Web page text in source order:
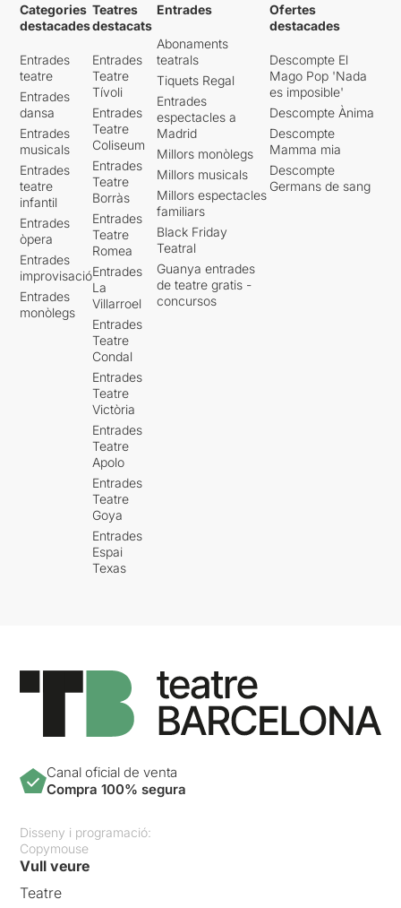
Categories
destacades
Entrades
teatre
Entrades
dansa
Entrades
musicals
Entrades
teatre
infantil
Entrades
òpera
Entrades
improvisació
Entrades
monòlegs
Teatres
destacats
Entrades
Teatre
Tívoli
Entrades
Teatre
Coliseum
Entrades
Teatre
Borràs
Entrades
Teatre
Romea
Entrades
La
Villarroel
Entrades
Teatre
Condal
Entrades
Teatre
Victòria
Entrades
Teatre
Apolo
Entrades
Teatre
Goya
Entrades
Espai
Texas
Entrades
Abonaments
teatrals
Tiquets Regal
Entrades
espectacles a
Madrid
Millors monòlegs
Millors musicals
Millors espectacles
familiars
Black Friday
Teatral
Guanya entrades
de teatre gratis -
concursos
Ofertes
destacades
Descompte El
Mago Pop 'Nada
es imposible'
Descompte Ànima
Descompte
Mamma mia
Descompte
Germans de sang
Canal oficial de venta
Compra 100% segura
Disseny i programació:
Copymouse
Vull veure
Teatre